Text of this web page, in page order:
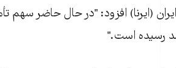
(ايرنا) افزود: "در حال حاضر سهم